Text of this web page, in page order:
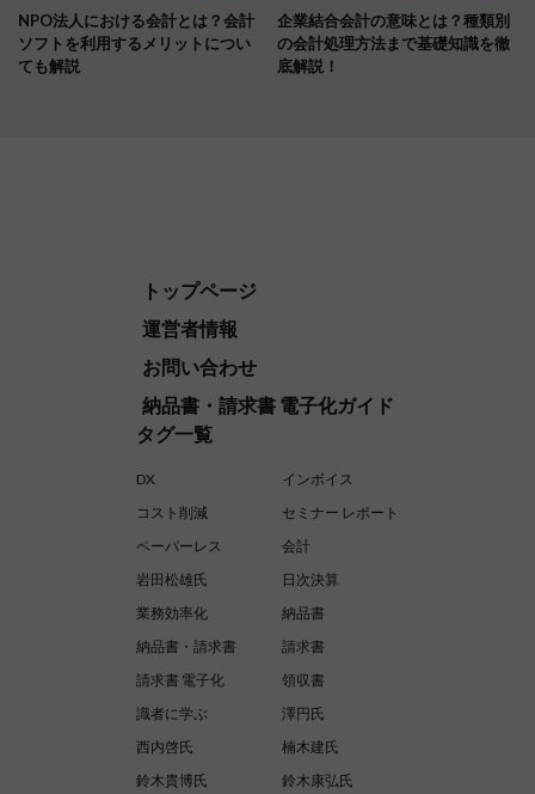
NPO法人における会計とは？会計
ソフトを利用するメリットについ
ても解説
企業結合会計の意味とは？種類別
の会計処理方法まで基礎知識を徹
底解説！
トップページ
運営者情報
お問い合わせ
納品書・請求書 電子化ガイド
タグ一覧
DX
インボイス
コスト削減
セミナー レポート
ペーパーレス
会計
岩田松雄氏
日次決算
業務効率化
納品書
納品書・請求書
請求書
請求書 電子化
領収書
識者に学ぶ
澤円氏
西内啓氏
楠木建氏
鈴木貴博氏
鈴木康弘氏